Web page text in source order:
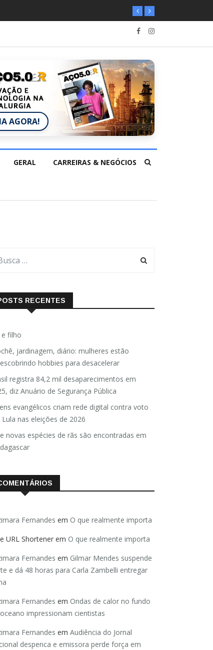
AGORA!
GERAL CARREIRAS & NEGÓCIOS
RECENTES
e filho
jardinagem, diário: mulheres estão
hobbies para desacelerar
registra 84,2 mil desaparecimentos em
diz Anuário de Segurança Pública
evangélicos criam rede digital contra voto
Lula nas eleições de 2026
novas espécies de rãs são encontradas em
Fernandes em O que realmente importa
URL Shortener em O que realmente importa
Fernandes em Gilmar Mendes suspende
e dá 48 horas para Carla Zambelli entregar
Fernandes em Ondas de calor no fundo
impressionam cientistas
Fernandes em Audiência do Jornal
despenca e emissora perde força em